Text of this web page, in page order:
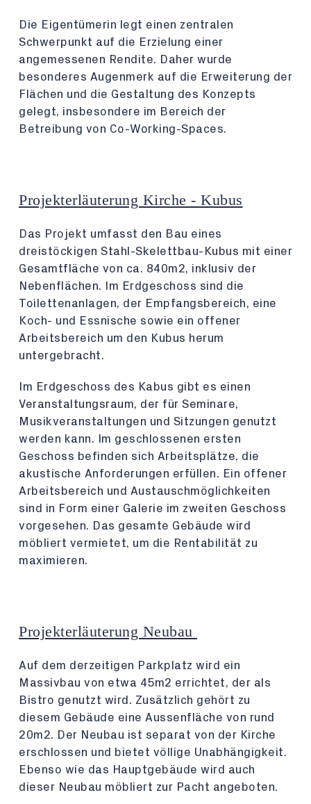
Die Eigentümerin legt einen zentralen
Schwerpunkt auf die Erzielung einer
angemessenen Rendite. Daher wurde
besonderes Augenmerk auf die Erweiterung der
Flächen und die Gestaltung des Konzepts
gelegt, insbesondere im Bereich der
Betreibung von Co-Working-Spaces.
Projekterläuterung Kirche - Kubus
Das Projekt umfasst den Bau eines
dreistöckigen Stahl-Skelettbau-Kubus mit einer
Gesamtfläche von ca. 840m2, inklusiv der
Nebenflächen. Im Erdgeschoss sind die
Toilettenanlagen, der Empfangsbereich, eine
Koch- und Essnische sowie ein offener
Arbeitsbereich um den Kubus herum
untergebracht.
Im Erdgeschoss des Kabus gibt es einen
Veranstaltungsraum, der für Seminare,
Musikveranstaltungen und Sitzungen genutzt
werden kann. Im geschlossenen ersten
Geschoss befinden sich Arbeitsplätze, die
akustische Anforderungen erfüllen. Ein offener
Arbeitsbereich und Austauschmöglichkeiten
sind in Form einer Galerie im zweiten Geschoss
vorgesehen. Das gesamte Gebäude wird
möbliert vermietet, um die Rentabilität zu
maximieren.
Projekterläuterung Neubau
Auf dem derzeitigen Parkplatz wird ein
Massivbau von etwa 45m2 errichtet, der als
Bistro genutzt wird. Zusätzlich gehört zu
diesem Gebäude eine Aussenfläche von rund
20m2. Der Neubau ist separat von der Kirche
erschlossen und bietet völlige Unabhängigkeit.
Ebenso wie das Hauptgebäude wird auch
dieser Neubau möbliert zur Pacht angeboten.